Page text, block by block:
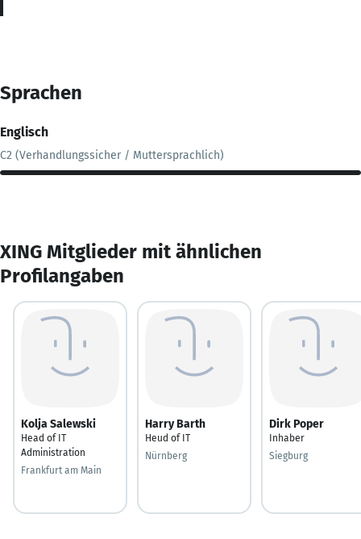
Sprachen
Englisch
C2 (Verhandlungssicher / Muttersprachlich)
XING Mitglieder mit ähnlichen
Profilangaben
Kolja Salewski
Head of IT
Administration
Frankfurt am Main
Harry Barth
Heud of IT
Nürnberg
Dirk Poper
Inhaber
Siegburg